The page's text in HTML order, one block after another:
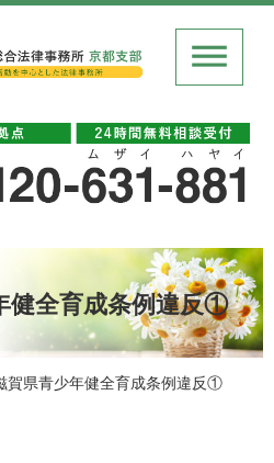
健全育成条例違反①
賀県青少年健全育成条例違反①